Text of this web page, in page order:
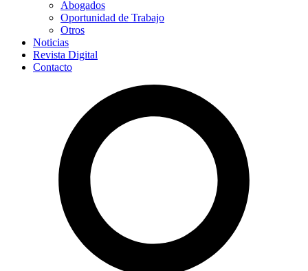
Abogados
Oportunidad de Trabajo
Otros
Noticias
Revista Digital
Contacto